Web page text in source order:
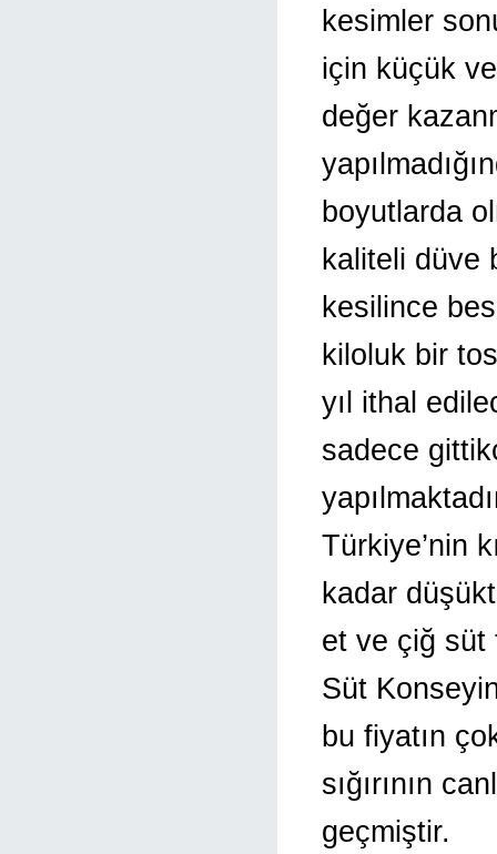
kesimler
için küçük
değer
boyutlarda
kaliteli düve
kesilince
kiloluk bir
yıl ithal
sadece
Türkiye’nin
kadar
et ve çiğ süt
Süt
bu fiyatın
sığırının
geçmiştir.